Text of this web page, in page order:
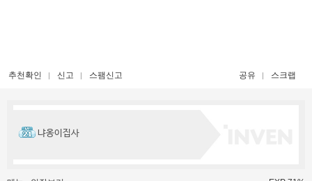
추천확인 신고 스팸신고 공유 스크랩
냐옹이집사